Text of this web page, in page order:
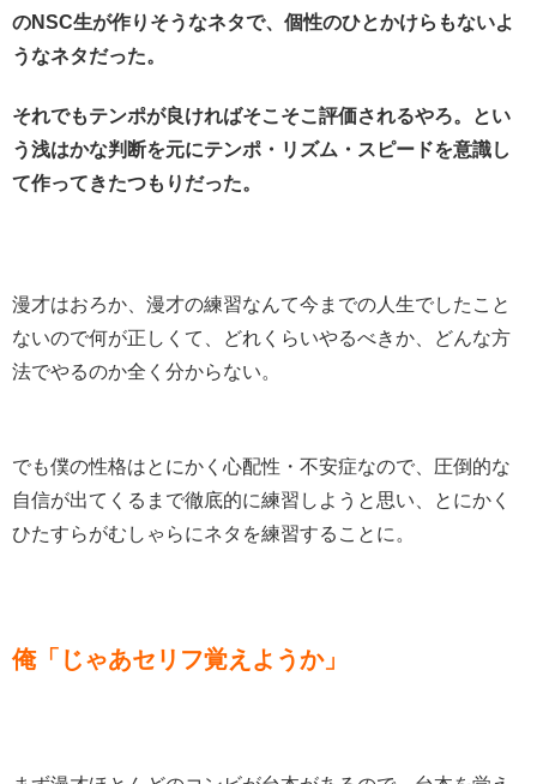
のNSC生が作りそうなネタで、個性のひとかけらもないよ
うなネタだった。
それでもテンポが良ければそこそこ評価されるやろ。とい
う浅はかな判断を元にテンポ・リズム・スピードを意識し
て作ってきたつもりだった。
漫才はおろか、漫才の練習なんて今までの人生でしたこと
ないので何が正しくて、どれくらいやるべきか、どんな方
法でやるのか全く分からない。
でも僕の性格はとにかく心配性・不安症なので、圧倒的な
自信が出てくるまで徹底的に練習しようと思い、とにかく
ひたすらがむしゃらにネタを練習することに。
俺「じゃあセリフ覚えようか」